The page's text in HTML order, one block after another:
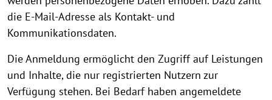
die E-Mail-Adresse als Kontakt- und
Kommunikationsdaten.
Die Anmeldung ermöglicht den Zugriff auf Leistungen
und Inhalte, die nur registrierten Nutzern zur
Verfügung stehen. Bei Bedarf haben angemeldete